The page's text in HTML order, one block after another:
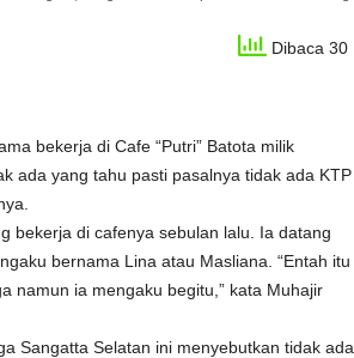
Dibaca 30
bekerja di Cafe “Putri” Batota milik
ada yang tahu pasti pasalnya tidak ada KTP
bekerja di cafenya sebulan lalu. Ia datang
bernama Lina atau Masliana. “Entah itu
namun ia mengaku begitu,” kata Muhajir
Sangatta Selatan ini menyebutkan tidak ada